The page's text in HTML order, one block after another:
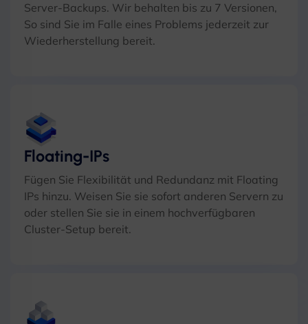
Server-Backups. Wir behalten bis zu 7 Versionen,
So sind Sie im Falle eines Problems jederzeit zur
Wiederherstellung bereit.
Floating-IPs
Fügen Sie Flexibilität und Redundanz mit Floating
IPs hinzu. Weisen Sie sie sofort anderen Servern zu
oder stellen Sie sie in einem hochverfügbaren
Cluster-Setup bereit.